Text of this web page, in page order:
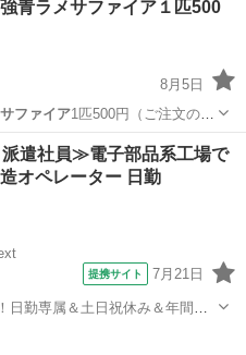
強青ラメサファイア１匹500
8月5日
サファイア1匹500円（ご注文の際
他 サファイア
遣社員≫電子部品系工場で
オペレーター 日勤
提携サイト 7月21日
日勤専属＆土日祝休み＆年間休